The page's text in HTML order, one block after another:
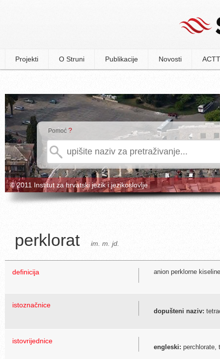
Projekti O Struni Publikacije Novosti
Pomoć ?
© 2011 Institut za hrvatski jezik i jezikoslovlje
perklorat im. m. jd.
definicija anion perklorne
istoznačnice
dopušteni naziv:
istovrijednice
engleski: perchlorate,